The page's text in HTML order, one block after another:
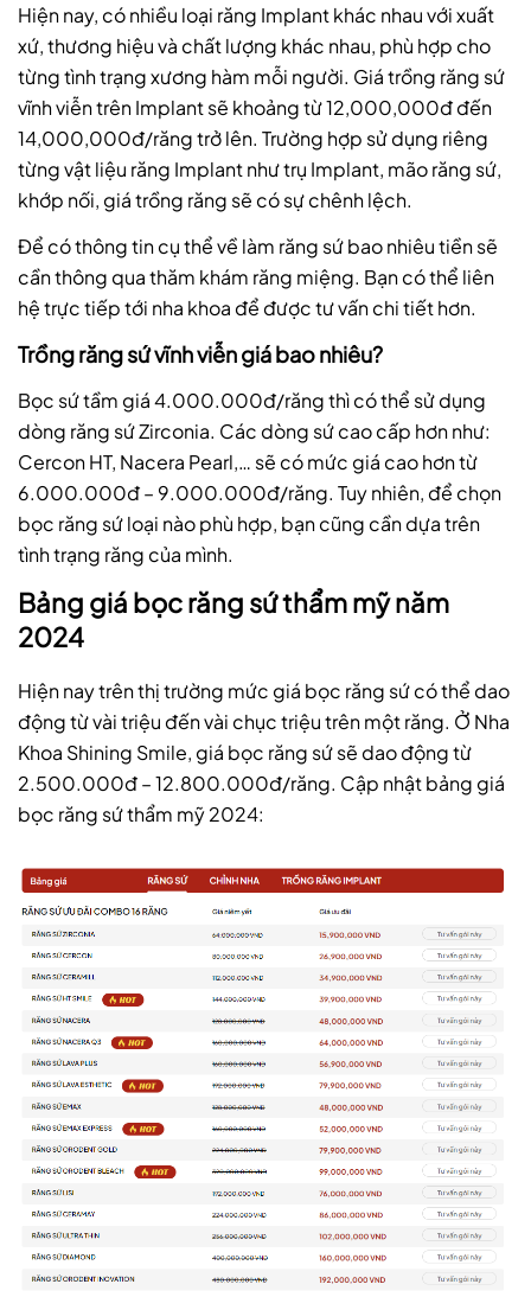
Hiện nay, có nhiều loại răng Implant khác nhau với xuất
xứ, thương hiệu và chất lượng khác nhau, phù hợp cho
từng tình trạng xương hàm mỗi người. Giá trồng răng sứ
vĩnh viễn trên Implant sẽ khoảng từ 12,000,000đ đến
14,000,000đ/răng trở lên. Trường hợp sử dụng riêng
từng vật liệu răng Implant như trụ Implant, mão răng sứ,
khớp nối, giá trồng răng sẽ có sự chênh lệch.
Để có thông tin cụ thể về làm răng sứ bao nhiêu tiền sẽ
cần thông qua thăm khám răng miệng. Bạn có thể liên
hệ trực tiếp tới nha khoa để được tư vấn chi tiết hơn.
Trồng răng sứ vĩnh viễn giá bao nhiêu?
Bọc sứ tầm giá 4.000.000đ/răng thì có thể sử dụng
dòng răng sứ Zirconia. Các dòng sứ cao cấp hơn như:
Cercon HT, Nacera Pearl,… sẽ có mức giá cao hơn từ
6.000.000đ – 9.000.000đ/răng. Tuy nhiên, để chọn
bọc răng sứ loại nào phù hợp, bạn cũng cần dựa trên
tình trạng răng của mình.
Bảng giá bọc răng sứ thẩm mỹ năm
2024
Hiện nay trên thị trường mức giá bọc răng sứ có thể dao
động từ vài triệu đến vài chục triệu trên một răng. Ở Nha
Khoa Shining Smile, giá bọc răng sứ sẽ dao động từ
2.500.000đ – 12.800.000đ/răng. Cập nhật bảng giá
bọc răng sứ thẩm mỹ 2024: